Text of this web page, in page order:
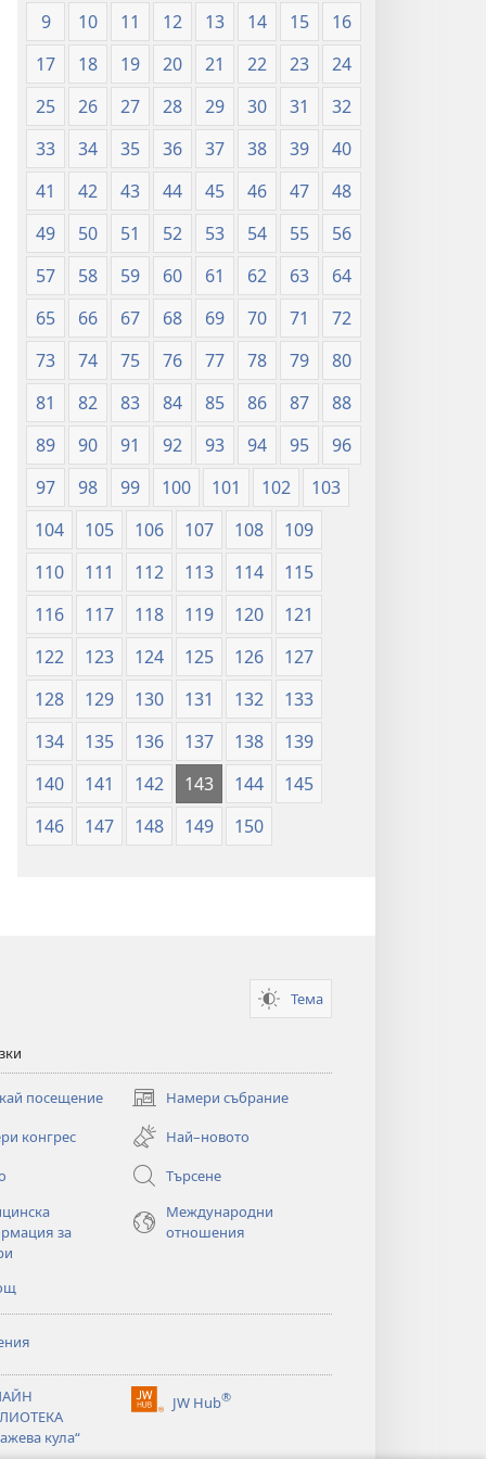
г.)
9
10 11 12 13 14 15
16
17
18 19 20 21 22 23
24
25
26 27 28 29 30 31
32
33
34 35 36 37 38 39
40
41
42 43 44 45 46 47
48
49
50 51 52 53 54 55
56
57
58 59 60 61 62 63
64
65
66 67 68 69 70 71
72
73
74 75 76 77 78 79
80
81
82 83 84 85 86 87
88
89
90 91 92 93 94 95
96
97
98 99 100 101 102
103
104
105 106 107 108
109
110
111 112 113 114
115
116
117 118 119 120
121
122
123 124 125 126
127
128
129 130 131 132
133
134
135 136 137 138
139
140
141 142 143 144
145
146
147 148 149 150
Тема
посещение Намери събрание
(отваря
нов
прозорец)
конгрес
Най–новото
Търсене
за
Международни
отношения
кула“
JW Hub®
(отваря